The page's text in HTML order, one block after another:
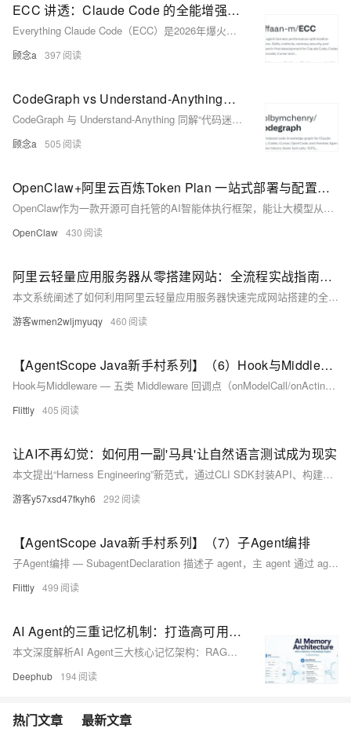
ECC 讲透：Claude Code 的全能增强包，不只是 Agents 和 Skills
Everything Claude Code（ECC）是2026年爆火的AI编程增强框架，非简单提示词合集，而是集Agents、Skills、Rules、Hooks、MCP与AgentShield安全扫描于一体的“AI编程操作系统”，深度优化Claude Code等Agent Harness，已获近19万Star。（239字）
顾念a 397
CodeGraph vs Understand-Anything：一个给 Agent 查代码地图，一个把项目变成可追问图谱
CodeGraph 与 Understand-Anything 同解“代码迷路”之困：前者是面向编程 Agent 的本地索引工具，专注快速查询调用链、影响范围与上下文；后者是面向人与团队的交互式项目图谱，提供可视化架构、业务域导览与系统理解。二者互补而非替代——一重执行精度，一重认知全局。（239字）
顾念a 505
OpenClaw+阿里云百炼Token Plan 一站式部署与配置流程
OpenClaw作为一款开源可自托管的AI智能体执行框架，能让大模型从单纯对话升级为可执行文件处理、代码编写、流程自动化等任务的数字助手。在阿里云上部署OpenClaw并接入百炼Token Plan，可依托阿里云稳定的云服务与百炼的大模型能力，打造专属、高效、低成本的AI智能体服务。本文将从准备工作、阿里云服务器部署、百炼Token Plan开通与密钥获取、OpenClaw配置、功能验证到常见问题排查，提供完整实操流程，帮助用户快速完成部署与配置。
OpenClaw 430
阿里云轻量应用服务器从零搭建网站：全流程实战指南（附WordPress部署与安全加固）
本文系统阐述了如何利用阿里云轻量应用服务器快速完成网站搭建的全流程。从购买决策与套餐对比入手，涵盖服务器创建、远程连接、LNMP与LAMP环境搭建、WordPress部署、域名解析、SSL证书配置、安全组防火墙设置、以及数据备份与监控等关键环节。文章融合了应用镜像的快速搭建方案和系统镜像的自定义部署方案，提供了详细的命令行示例和配置文件，帮助读者避开常见陷阱，安全高效地完成网站上线与日常运维管理。
游客wmen2wljmyuqy 460
【AgentScope Java新手村系列】（6）Hook与Middleware
Hook与Middleware — 五类 Middleware 回调点（onModelCall/onActing等）替代 1.x Hook，实现日志埋点与限流。
Flittly 405
让AI不再幻觉：如何用一副'马具'让自然语言测试成为现实
本文提出“Harness Engineering”新范式，通过CLI SDK封装API、构建AI可调用Skill体系，将自动化测试从硬编码升级为自然语言驱动。以Agent平台为例，实现“描述即执行”，显著提升编写效率、降低维护成本，适用于各类API系统。
游客y57xsd47fkyh6 292
【AgentScope Java新手村系列】（7）子Agent编排
子Agent编排 — SubagentDeclaration 描述子 agent，主 agent 通过 agent_spawn 工具同步/异步委派子任务。
Flittly 499
AI Agent的三重记忆机制：打造高可用的多维记忆系统
本文深度解析AI Agent三大核心记忆架构：RAG（聚焦“来源说了什么”，保障答案可溯源）、Agent Memory（解决“该记住什么”，实现跨会话连续性）与知识图谱（厘清“事物如何关联”，支撑多跳推理）。三者定位迥异，需依问题本质精准选型，避免技术错配。
Deephub 194
热门文章 最新文章